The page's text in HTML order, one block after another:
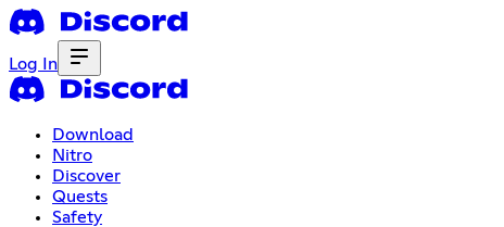
Log In
Download
Nitro
Discover
Quests
Safety